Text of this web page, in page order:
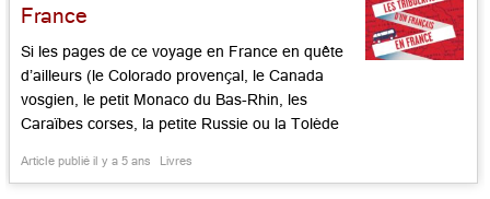
France
Si les pages de ce voyage en France en quête
d’ailleurs (le Colorado provençal, le Canada
vosgien, le petit Monaco du Bas-Rhin, les
Caraïbes corses, la petite Russie ou la Tolède
même plus, ne soyez pas surpris: elles ont
Article publié il y a 5 ans Livres